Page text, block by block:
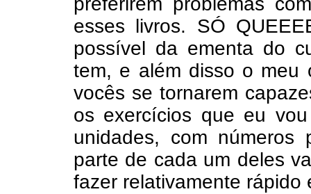
esses livros. SÓ
possível da ementa do
tem, e além disso o meu
vocês se tornarem
os exercícios que eu
unidades, com
parte de cada um deles
fazer relativamente rápido